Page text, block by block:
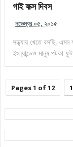
গাই ফক্স দিবস
নভেম্বর ০৫, ২০১৫
সন্ধ্যায় খেতে বসছি, এমন
ইংল্যান্ডেও মানুষ পটকা
Pages 1 of 12 1